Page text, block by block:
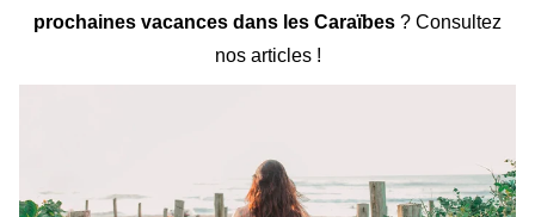
prochaines vacances dans les Caraïbes ? Consultez
nos articles !